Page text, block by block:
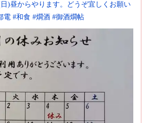
)昼からやります。どうぞ宜しくお願い
電 #和食 #燗酒 #御酒燗帖